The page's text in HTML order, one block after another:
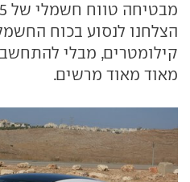
קילומטרים, מבלי
מאוד מאוד מרשים.